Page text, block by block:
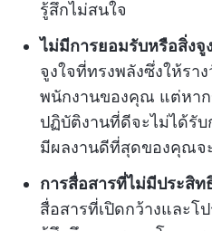
รู้สึกไม่สนใจ
ไม่มีการยอมรับหรือสิ่งจู
จูงใจที่ทรงพลังซึ่งให้รา
พนักงานของคุณ แต่หา
ปฏิบัติงานที่ดีจะไม่ได้รั
มีผลงานดีที่สุดของคุณจ
การสื่อสารที่ไม่มีประสิท
สื่อสารที่เปิดกว้างและโ